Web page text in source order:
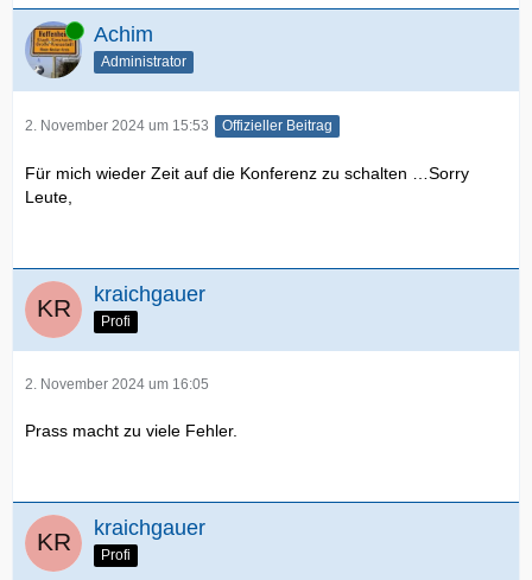
Online Achim
Administrator
2. November 2024 um 15:53 Offizieller Beitrag
Für mich wieder Zeit auf die Konferenz zu schalten …Sorry
Leute,
kraichgauer
Profi
2. November 2024 um 16:05
Prass macht zu viele Fehler.
kraichgauer
Profi